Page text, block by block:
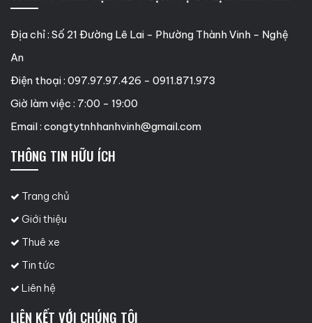
Địa chỉ : Số 21 Đường Lê Lai - Phường Thành Vinh - Nghệ
An
Điện thoại : 097.97.97.426 - 0911.871.973
Giờ làm việc : 7:00 - 19:00
Email : congtytnhhanhvinh@gmail.com
THÔNG TIN HỮU ÍCH
Trang chủ
Giới thiệu
Thuê xe
Tin tức
Liên hệ
LIÊN KẾT VỚI CHÚNG TÔI